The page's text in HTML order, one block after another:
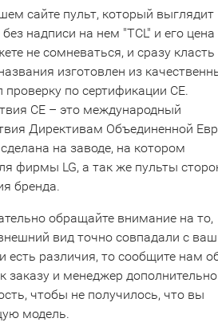
сайте пульт, который выглядит
надписи на нем "TCL" и его цена
не сомневаться, и сразу класть
изготовлен из
по сертификации CE.
СЕ – это международный
Директивам Объединенной
на заводе, на котором
фирмы LG, а так же пульты
бренда.
обращайте внимание на то,
вид точно совпадали с
есть различия, то сообщите нам
заказу и менеджер дополнительно
чтобы не получилось, что вы
модель.